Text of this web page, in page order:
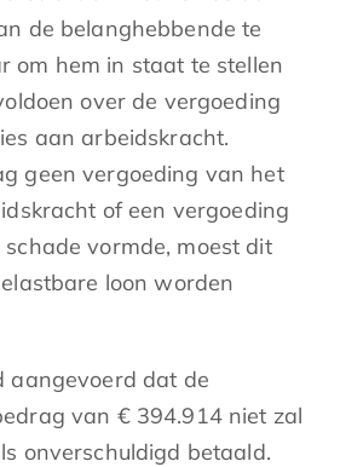
de belanghebbende te
om hem in staat te stellen
over de vergoeding
aan arbeidskracht.
geen vergoeding van het
of een vergoeding
vormde, moest dit
loon worden
aangevoerd dat de
van € 394.914 niet zal
onverschuldigd betaald.